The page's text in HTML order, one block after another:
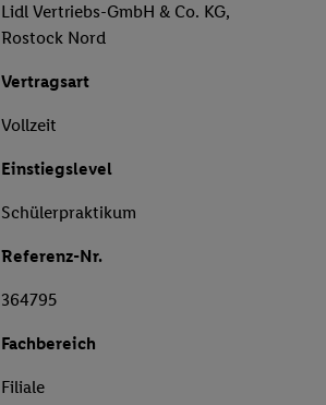
Lidl Vertriebs-GmbH & Co. KG,
Rostock Nord
Vertragsart
Vollzeit
Einstiegslevel
Schülerpraktikum
Referenz-Nr.
364795
Fachbereich
Filiale